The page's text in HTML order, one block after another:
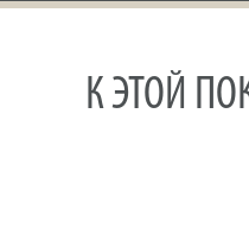
К ЭТОЙ